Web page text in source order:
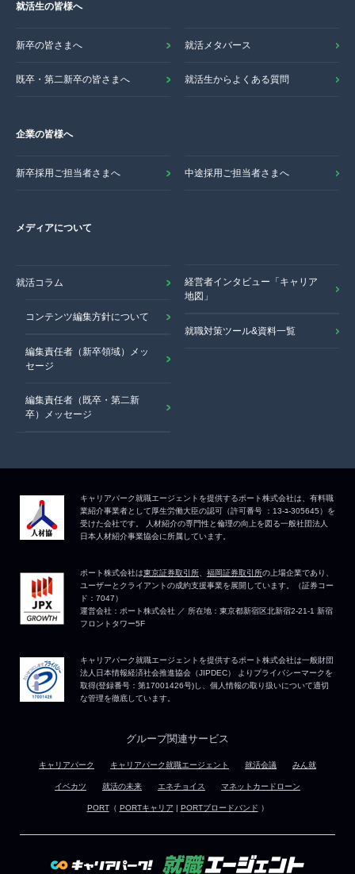
就活生の皆様へ
新卒の皆さまへ 就活メタバース
既卒・第二新卒の皆さまへ 就活生からよくある質問
企業の皆様へ
新卒採用ご担当者さまへ 中途採用ご担当者さまへ
メディアについて
就活コラム
コンテンツ編集方針について
編集責任者（新卒領域）メッ
セージ
編集責任者（既卒・第二新
卒）メッセージ
経営者インタビュー「キャリア
地図」
就職対策ツール&資料一覧